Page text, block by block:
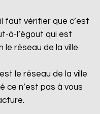
faut vérifier que c’est
à-l’égout qui est
le réseau de la ville.
le réseau de la ville
ce n’est pas à vous